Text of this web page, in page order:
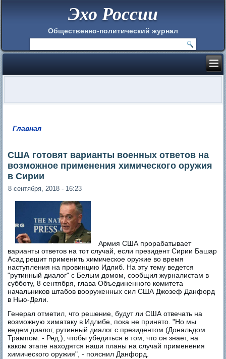
Эхо России
Общественно-политический журнал
Главная
США готовят варианты военных ответов на
возможное применения химического оружия
в Сирии
8 сентября, 2018 - 16:23
Армия США прорабатывает
варианты ответов на тот случай, если президент Сирии Башар
Асад решит применить химическое оружие во время
наступления на провинцию Идлиб. На эту тему ведется
"рутинный диалог" с Белым домом, сообщил журналистам в
субботу, 8 сентября, глава Объединенного комитета
начальников штабов вооруженных сил США Джозеф Данфорд
в Нью-Дели.
Генерал отметил, что решение, будут ли США отвечать на
возможную химатаку в Идлибе, пока не принято. "Но мы
ведем диалог, рутинный диалог с президентом (Дональдом
Трампом. - Ред.), чтобы убедиться в том, что он знает, на
каком этапе находятся наши планы на случай применения
химического оружия", - пояснил Данфорд.